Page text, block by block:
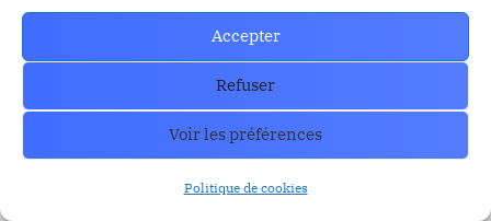
Accepter
Refuser
Voir les préférences
Politique de cookies
CATEGORY
Blog